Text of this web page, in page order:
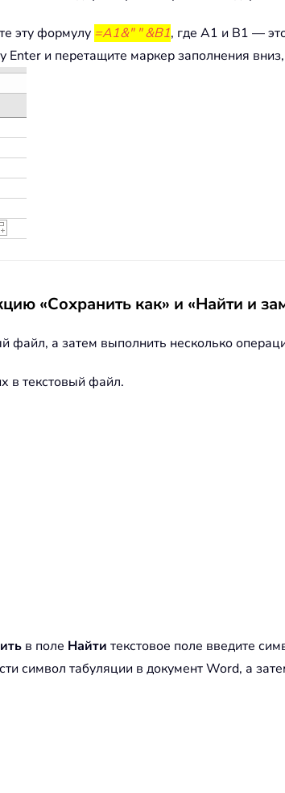
эту формулу =A1&" " &B1, где A1 и B1 —
и перетащите маркер заполнения
«Сохранить как» и «Найти и
файл, а затем выполнить несколько
в текстовый файл.
в поле Найти текстовое поле введите
символ табуляции в документ Word, а